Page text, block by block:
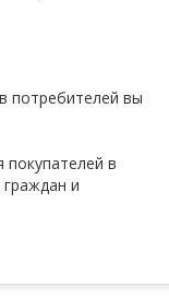
потребителей вы
в
и